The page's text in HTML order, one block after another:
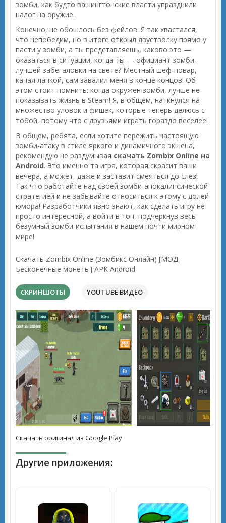
зомби, как будто вашингтонские власти упразднили
налог на оружие.
Конечно, не обошлось без фейлов. Я так хвастался,
что непобедим, но в итоге открыл двустволку прямо у
пасти у зомби, а ты представляешь, каково это —
оказаться в ситуации, когда ты — официант зомби-
лучшей забегаловки на свете? Местный шеф-повар,
качая лапкой, сам завалил меня в конце концов! Об
этом стоит помнить: когда окружен зомби, лучше не
показывать жизнь в Steam! Я, в общем, наткнулся на
множество уловок и фишек, которые теперь делюсь с
тобой, потому что с друзьями играть гораздо веселее!
В общем, ребята, если хотите пережить настоящую
зомби-атаку в стиле яркого и динамичного экшена,
рекомендую не раздумывая скачать Zombix Online на
Android. Это именно та игра, которая скрасит ваши
вечера, а может, даже и заставит смеяться до слез!
Так что работайте над своей зомби-апокалипсической
стратегией и не забывайте относиться к этому с долей
юмора! Разработчики явно знают, как сделать игру не
просто интересной, а войти в топ, подчеркнув весь
безумный зомби-испытания в нашем почти мирном
мире!
Скачать Zombix Online (Зомбикс Онлайн) [МОД
Бесконечные монеты] APK Android
СКРИНШОТЫ YOUTUBE ВИДЕО
Скачать оригинал из Google Play
Другие приложения: